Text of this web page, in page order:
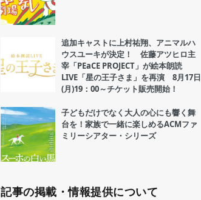
追加キャストに上村祐翔、アニマルハ
ウスユーキが決定！ 佐藤アツヒロ主
宰「PEaCE PROJECT」が絵本朗読
LIVE「星の王子さま」を再演 8月17日
(月)19：00～チケット販売開始！
子どもだけでなく大人の心にも響く舞
台を！家族で一緒に楽しめるACMファ
ミリーシアター・シリーズ
記事の掲載・情報提供について